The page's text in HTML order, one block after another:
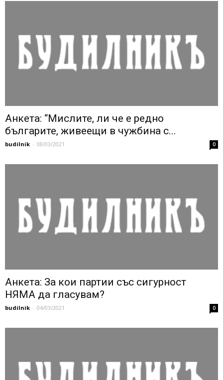
Анкета: “Мислите, ли че е редно
българите, живеещи в чужбина с...
budilnik - 08/03/2021 0
Анкета: За кои партии със сигурност
НЯМА да гласувам?
budilnik - 04/03/2021 0